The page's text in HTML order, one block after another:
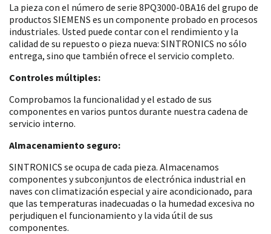
La pieza con el número de serie 8PQ3000-0BA16 del grupo de
productos SIEMENS es un componente probado en procesos
industriales. Usted puede contar con el rendimiento y la
calidad de su repuesto o pieza nueva: SINTRONICS no sólo
entrega, sino que también ofrece el servicio completo.
Controles múltiples:
Comprobamos la funcionalidad y el estado de sus
componentes en varios puntos durante nuestra cadena de
servicio interno.
Almacenamiento seguro:
SINTRONICS se ocupa de cada pieza. Almacenamos
componentes y subconjuntos de electrónica industrial en
naves con climatización especial y aire acondicionado, para
que las temperaturas inadecuadas o la humedad excesiva no
perjudiquen el funcionamiento y la vida útil de sus
componentes.